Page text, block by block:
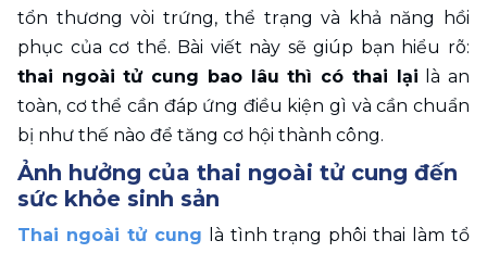
tổn thương vòi trứng, thể trạng và khả năng hồi
thai ngoài tử cung bao lâu thì có thai lại là an
toàn, cơ thể cần đáp ứng điều kiện gì và cần chuẩn
bị như thế nào để tăng cơ hội thành công.
Ảnh hưởng của thai ngoài tử cung đến
sức khỏe sinh sản
Thai ngoài tử cung là tình trạng phôi thai làm tổ